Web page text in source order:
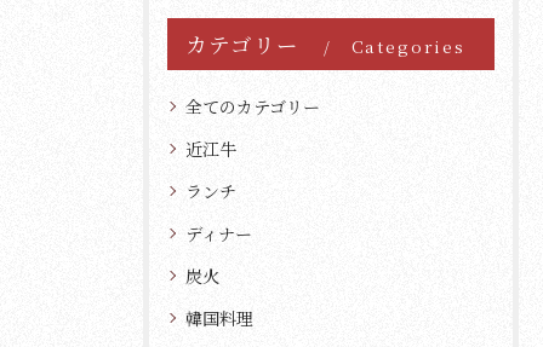
カテゴリー Categories
全てのカテゴリー
近江牛
ランチ
ディナー
炭火
韓国料理